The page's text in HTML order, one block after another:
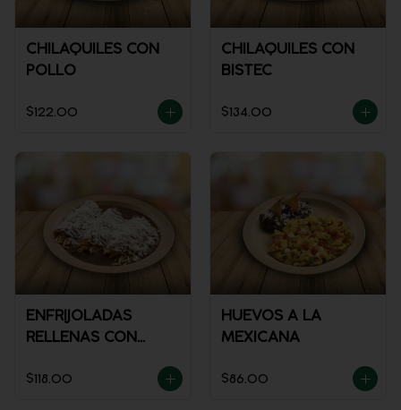
CHILAQUILES CON
POLLO
$122.00
CHILAQUILES CON
BISTEC
$134.00
ENFRIJOLADAS
RELLENAS CON
$118.00
HUEVOS A LA
MEXICANA
$86.00